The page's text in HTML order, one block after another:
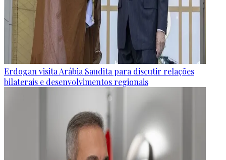
Erdogan visita Arábia Saudita para discutir relações
bilaterais e desenvolvimentos regionais